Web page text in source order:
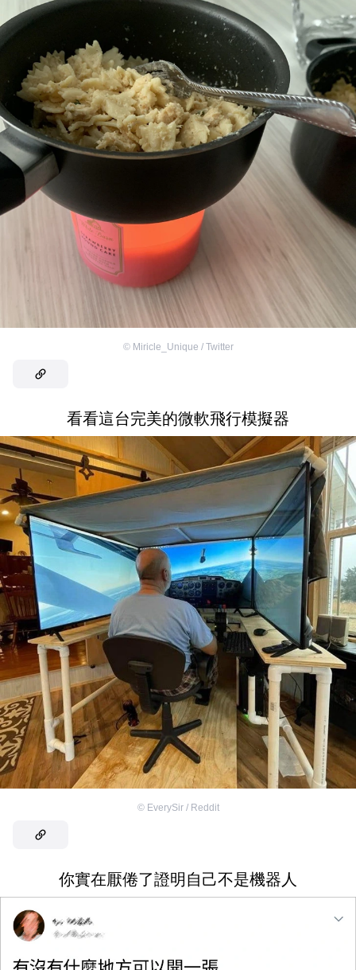
© Miricle_Unique / Twitter
看看這台完美的微軟飛行模擬器
© EverySir / Reddit
你實在厭倦了證明自己不是機器人